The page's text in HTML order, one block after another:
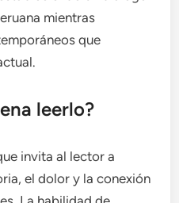
mientras
que
leerlo?
invita al lector a
el dolor y la conexión